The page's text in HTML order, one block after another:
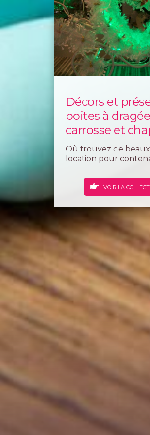
Décors et
boites à
carrosse et
Où trouvez de
location pour
les bouches du
spécialisé dans la
présentoir de
cérémonie...
VOIR LA